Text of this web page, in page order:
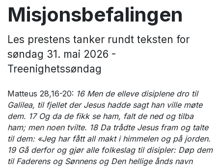
Misjonsbefalingen
Les prestens tanker rundt teksten for
søndag 31. mai 2026 -
Treenighetssøndag
Matteus 28,16-20: 16 Men de elleve disiplene dro til
Galilea, til fjellet der Jesus hadde sagt han ville møte
dem. 17 Og da de fikk se ham, falt de ned og tilba
ham; men noen tvilte. 18 Da trådte Jesus fram og talte
til dem: «Jeg har fått all makt i himmelen og på jorden.
19 Gå derfor og gjør alle folkeslag til disipler: Døp dem
til Faderens og Sønnens og Den hellige ånds navn